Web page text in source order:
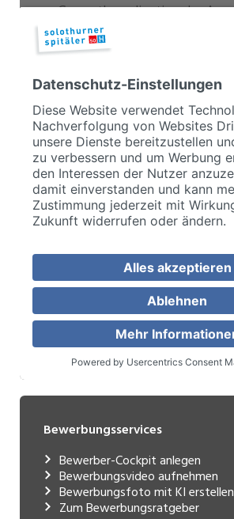
Bewerbungsservices
Bewerber-Cockpit anlegen
Bewerbungsvideo aufnehmen
Bewerbungsfoto mit KI erstellen
Zum Bewerbungsratgeber